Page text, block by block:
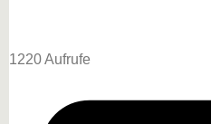
1220 Aufrufe